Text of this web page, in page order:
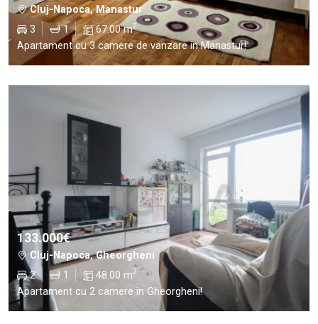
Cluj-Napoca, Manastur
3
1 67.00 m2
Apartament cu 3 camere de vanzare in Manastur!
133.000€
Cluj-Napoca, Gheorgheni
2
1 48.00 m2
Apartament cu 2 camere in Gheorgheni!